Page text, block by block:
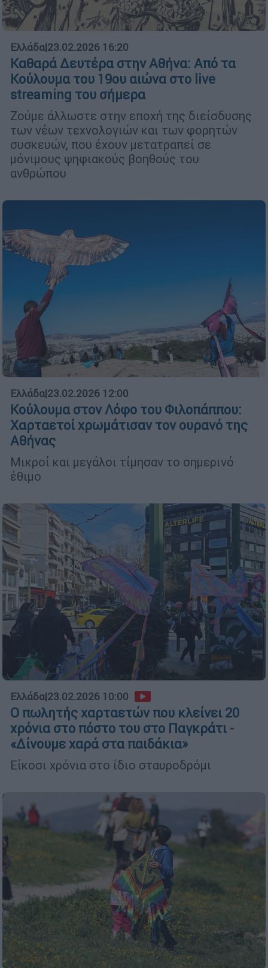
Ελλάδα|23.02.2026 16:20
Καθαρά Δευτέρα στην Αθήνα: Από τα
Κούλουμα του 19ου αιώνα στο live
streaming του σήμερα
Ζούμε άλλωστε στην εποχή της διείσδυσης
των νέων τεχνολογιών και των φορητών
συσκευών, που έχουν μετατραπεί σε
μόνιμους ψηφιακούς βοηθούς του
ανθρώπου
Ελλάδα|23.02.2026 12:00
Κούλουμα στον Λόφο του Φιλοπάππου:
Χαρταετοί χρωμάτισαν τον ουρανό της
Αθήνας
Μικροί και μεγάλοι τίμησαν το σημερινό
έθιμο
Ελλάδα|23.02.2026 10:00
Ο πωλητής χαρταετών που κλείνει 20
χρόνια στο πόστο του στο Παγκράτι -
«Δίνουμε χαρά στα παιδάκια»
Είκοσι χρόνια στο ίδιο σταυροδρόμι